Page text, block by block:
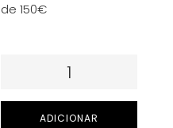
de 150€
Quantidade
ADICIONAR